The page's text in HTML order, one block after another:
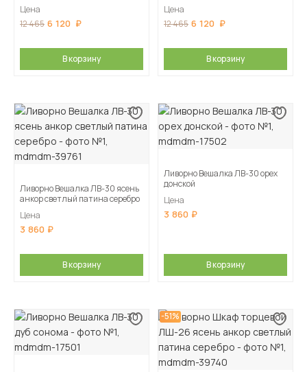
Цена
12 465 6 120
В корзину
Цена
12 465 6 120
В корзину
Ливорно Вешалка ЛВ-30 ясень
анкор светлый патина серебро
Цена
3 860
В корзину
Ливорно Вешалка ЛВ-30 орех
донской
Цена
3 860
В корзину
-51%